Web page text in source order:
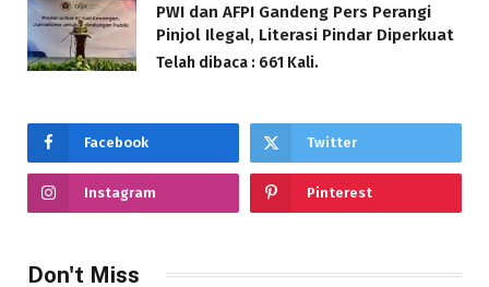
PWI dan AFPI Gandeng Pers Perangi
Pinjol Ilegal, Literasi Pindar Diperkuat
Telah dibaca : 661 Kali.
Facebook Twitter
Instagram Pinterest
Don't Miss